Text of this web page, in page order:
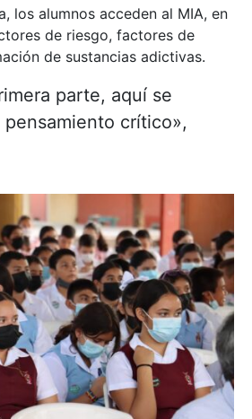
los alumnos acceden al MIA, en
de riesgo, factores de
de sustancias adictivas.
parte, aquí se
pensamiento crítico»,